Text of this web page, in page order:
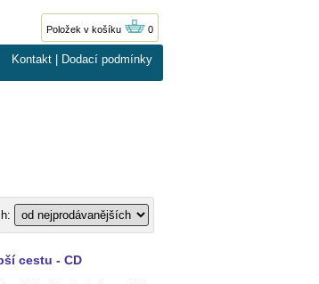
Položek v košíku 0
Kontakt Dodací podmínky
cestu - CD